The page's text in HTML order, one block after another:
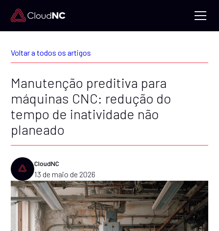
Voltar a todos os artigos
Manutenção preditiva para
máquinas CNC: redução do
tempo de inatividade não
planeado
CloudNC
13 de maio de 2026